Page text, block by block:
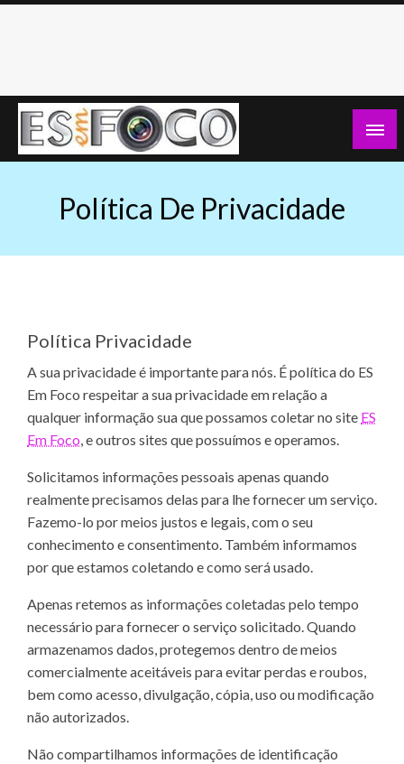
Skip
Política De Privacidade
Política Privacidade
A sua privacidade é importante para nós. É política do ES
Em Foco respeitar a sua privacidade em relação a
qualquer informação sua que possamos coletar no site ES
Em Foco, e outros sites que possuímos e operamos.
Solicitamos informações pessoais apenas quando
realmente precisamos delas para lhe fornecer um serviço.
Fazemo-lo por meios justos e legais, com o seu
conhecimento e consentimento. Também informamos
por que estamos coletando e como será usado.
Apenas retemos as informações coletadas pelo tempo
necessário para fornecer o serviço solicitado. Quando
armazenamos dados, protegemos dentro de meios
comercialmente aceitáveis ​​para evitar perdas e roubos,
bem como acesso, divulgação, cópia, uso ou modificação
não autorizados.
Não compartilhamos informações de identificação